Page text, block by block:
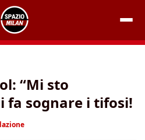
“Mi sto
fa sognare i tifosi!